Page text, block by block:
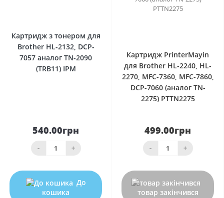
Картридж з тонером для
Brother HL-2132, DCP-
7057 аналог TN-2090
(TRB11) IPM
540.00грн
- +
До
кошика
Картридж PrinterMayin
для Brother HL-2240, HL-
2270, MFC-7360, MFC-7860,
DCP-7060 (аналог TN-
2275) PTTN2275
499.00грн
- +
товар закінчився